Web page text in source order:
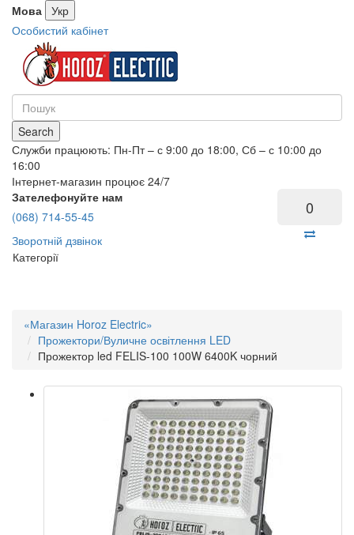
Мова Укр
Особистий кабінет
Search
Служби працюють: Пн-Пт – с 9:00 до 18:00, Сб – с 10:00 до
16:00
Інтернет-магазин процює 24/7
Зателефонуйте нам
(068) 714-55-45
Зворотній дзвінок
0
Категорії
«Магазин Horoz Electric»
Прожектори/Вуличне освітлення LED
Прожектор led FELIS-100 100W 6400K чорний